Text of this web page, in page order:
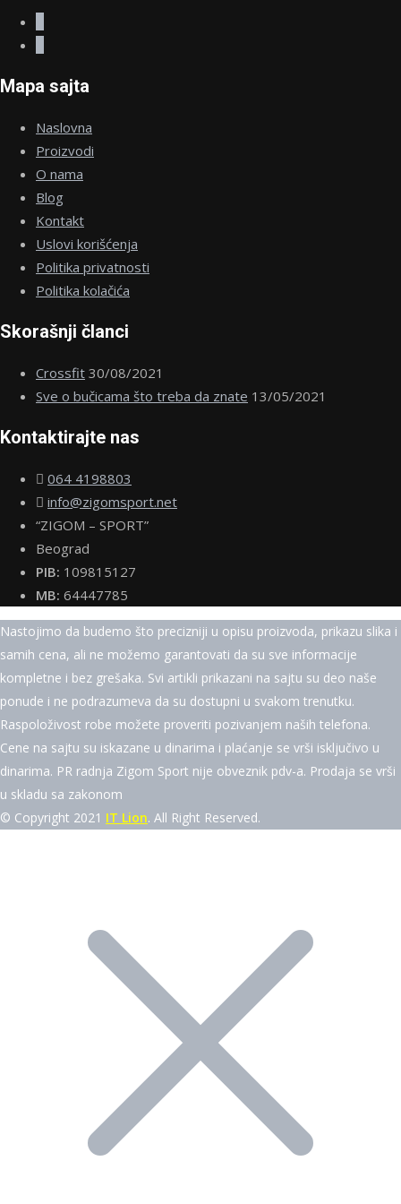
Mapa sajta
Naslovna
Proizvodi
O nama
Blog
Kontakt
Uslovi korišćenja
Politika privatnosti
Politika kolačića
Skorašnji članci
Crossfit 30/08/2021
Sve o bučicama što treba da znate 13/05/2021
Kontaktirajte nas
064 4198803
info@zigomsport.net
“ZIGOM – SPORT”
Beograd
PIB: 109815127
MB: 64447785
Nastojimo da budemo što precizniji u opisu proizvoda, prikazu slika i
samih cena, ali ne možemo garantovati da su sve informacije
kompletne i bez grešaka. Svi artikli prikazani na sajtu su deo naše
ponude i ne podrazumeva da su dostupni u svakom trenutku.
Raspoloživost robe možete proveriti pozivanjem naših telefona.
Cene na sajtu su iskazane u dinarima i plaćanje se vrši isključivo u
dinarima. PR radnja Zigom Sport nije obveznik pdv-a. Prodaja se vrši
u skladu sa zakonom
© Copyright 2021 IT Lion. All Right Reserved.